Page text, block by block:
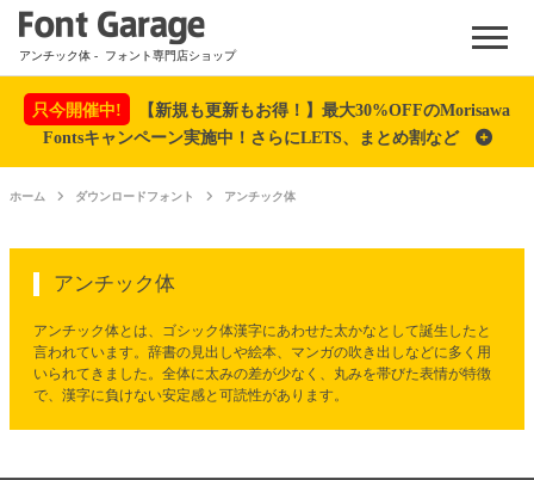
Menu
アンチック体 - フォント専門店ショップ
只今開催中!
【新規も更新もお得！】最大30%OFFのMorisawa
Fontsキャンペーン実施中！さらにLETS、まとめ割など
ホーム ダウンロードフォント アンチック体
アンチック体
アンチック体とは、ゴシック体漢字にあわせた太かなとして誕生したと
言われています。辞書の見出しや絵本、マンガの吹き出しなどに多く用
いられてきました。全体に太みの差が少なく、丸みを帯びた表情が特徴
で、漢字に負けない安定感と可読性があります。